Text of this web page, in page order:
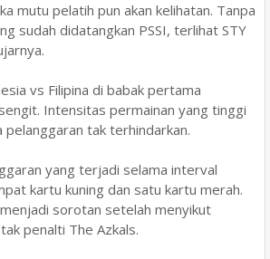
mutu pelatih pun akan kelihatan. Tanpa
sudah didatangkan PSSI, terlihat STY
vs Filipina di babak pertama
Intensitas permainan yang tinggi
tak terhindarkan.
yang terjadi selama interval
kartu kuning dan satu kartu merah.
sorotan setelah menyikut
penalti The Azkals.